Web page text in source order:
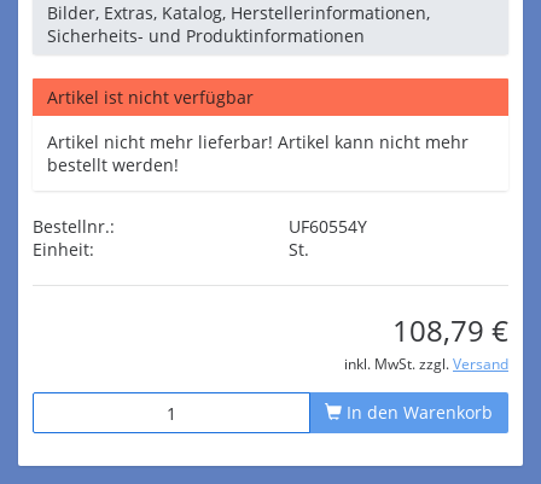
Bilder, Extras, Katalog, Herstellerinformationen,
Sicherheits- und Produktinformationen
Artikel ist nicht verfügbar
Artikel nicht mehr lieferbar! Artikel kann nicht mehr
bestellt werden!
Bestellnr.:
UF60554Y
Einheit:
St.
108,79 €
inkl. MwSt. zzgl. Versand
In den Warenkorb